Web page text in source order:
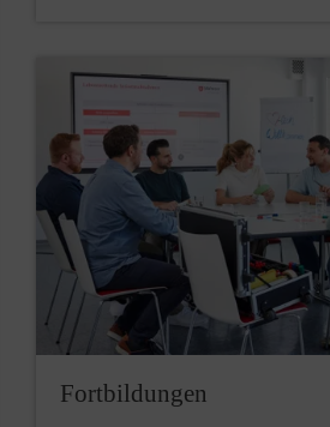
Fortbildungen